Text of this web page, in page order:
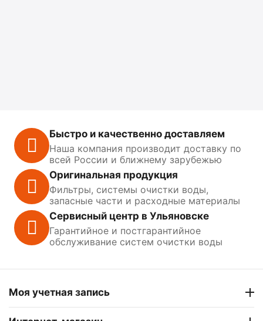
Быстро и качественно доставляем
Наша компания производит доставку по
всей России и ближнему зарубежью
Оригинальная продукция
Фильтры, системы очистки воды,
запасные части и расходные материалы
Сервисный центр в Ульяновске
Гарантийное и постгарантийное
обслуживание систем очистки воды
Моя учетная запись